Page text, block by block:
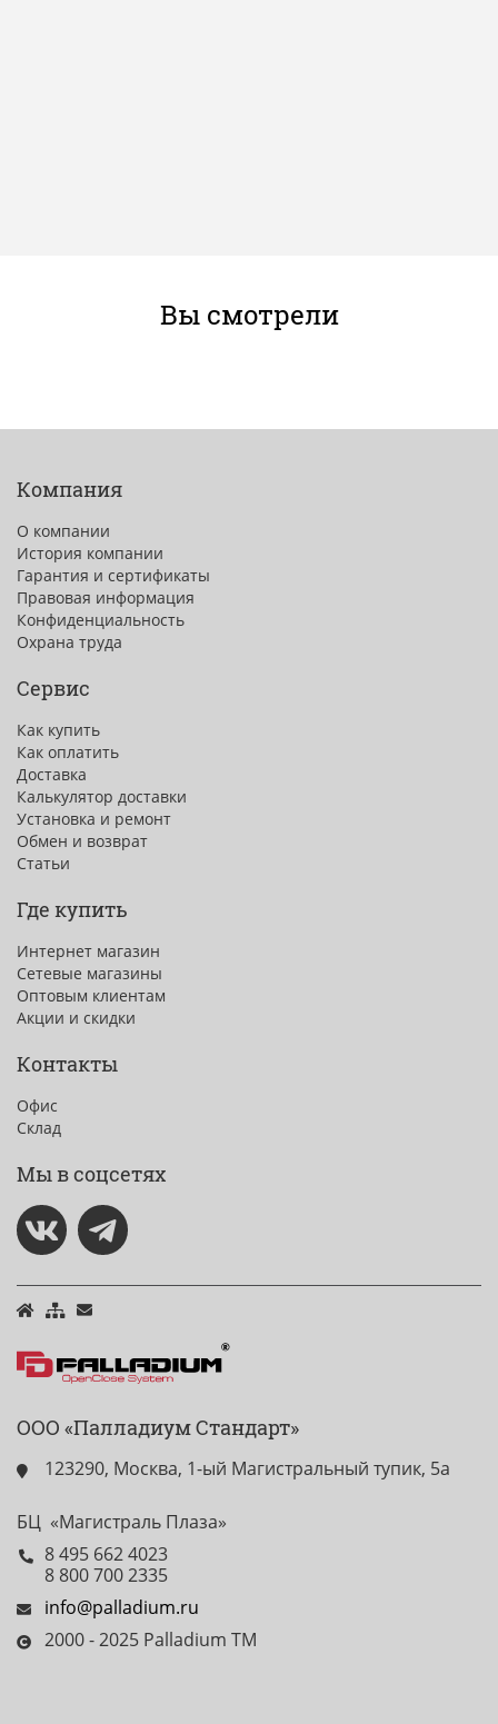
Вы смотрели
Компания
О компании
История компании
Гарантия и сертификаты
Правовая информация
Конфиденциальность
Охрана труда
Сервис
Как купить
Как оплатить
Доставка
Калькулятор доставки
Установка и ремонт
Обмен и возврат
Статьи
Где купить
Интернет магазин
Сетевые магазины
Оптовым клиентам
Акции и скидки
Контакты
Офис
Склад
Мы в соцсетях
ООО «Палладиум Стандарт»
123290, Москва, 1-ый Магистральный тупик, 5а
БЦ «Магистраль Плаза»
8 495 662 4023
8 800 700 2335
info@palladium.ru
2000 - 2025 Palladium TM